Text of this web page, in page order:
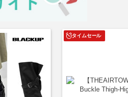
タイムセール